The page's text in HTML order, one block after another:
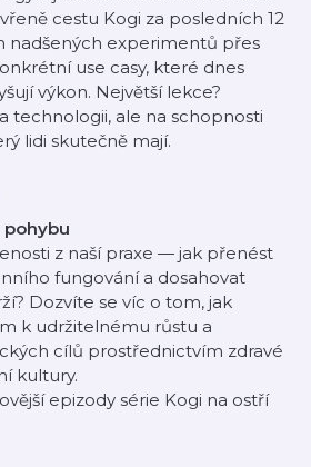
cestu Kogi za posledních 12
nadšených experimentů přes
use casy, které dnes
výkon. Největší lekce?
technologii, ale na schopnosti
lidi skutečně mají.
z naší praxe — jak přenést
fungování a dosahovat
Dozvíte se víc o tom, jak
k udržitelnému růstu a
cílů prostřednictvím zdravé
kultury.
epizody série Kogi na ostří